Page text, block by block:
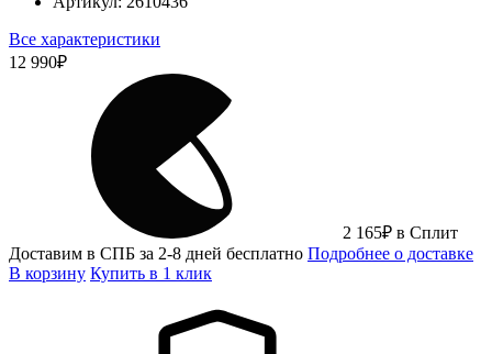
Все характеристики
12 990₽
2 165₽ в Сплит
Доставим в СПБ за 2-8 дней бесплатно Подробнее о доставке
В корзину Купить в 1 клик